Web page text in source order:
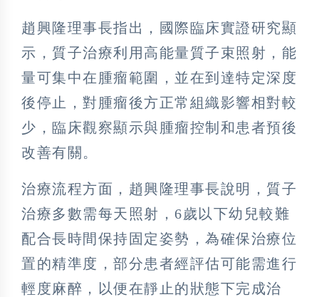
趙興隆理事長指出，國際臨床實證研究顯
示，質子治療利用高能量質子束照射，能
量可集中在腫瘤範圍，並在到達特定深度
後停止，對腫瘤後方正常組織影響相對較
少，臨床觀察顯示與腫瘤控制和患者預後
改善有關。
治療流程方面，趙興隆理事長說明，質子
治療多數需每天照射，6歲以下幼兒較難
配合長時間保持固定姿勢，為確保治療位
置的精準度，部分患者經評估可能需進行
輕度麻醉，以便在靜止的狀態下完成治